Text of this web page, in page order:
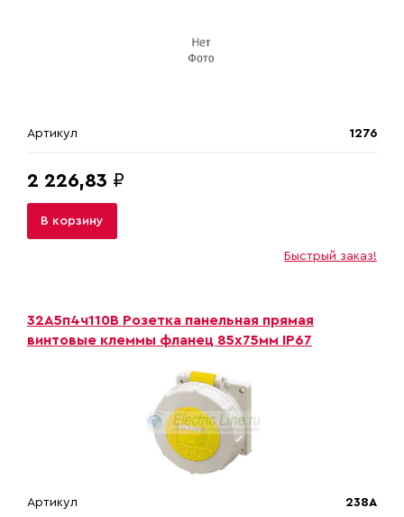
Артикул 1276
2 226,83 ₽
В корзину
Быстрый заказ!
32A5п4ч110B Розетка панельная прямая
винтовые клеммы фланец 85х75мм IP67
Артикул 238A